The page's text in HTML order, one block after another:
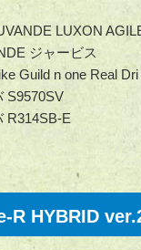
LUXON
ジャービス
Guild n one Real
S9570SV
R314SB-E
R HYBRID